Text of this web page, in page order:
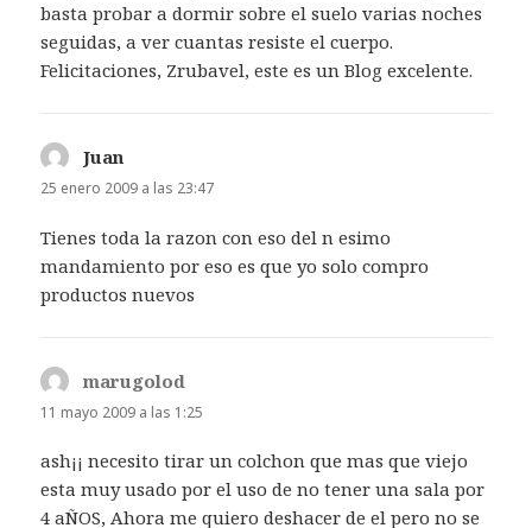
basta probar a dormir sobre el suelo varias noches
seguidas, a ver cuantas resiste el cuerpo.
Felicitaciones, Zrubavel, este es un Blog excelente.
Juan
25 enero 2009 a las 23:47
Tienes toda la razon con eso del n esimo
mandamiento por eso es que yo solo compro
productos nuevos
marugolod
11 mayo 2009 a las 1:25
ash¡¡ necesito tirar un colchon que mas que viejo
esta muy usado por el uso de no tener una sala por
4 aÑOS, Ahora me quiero deshacer de el pero no se